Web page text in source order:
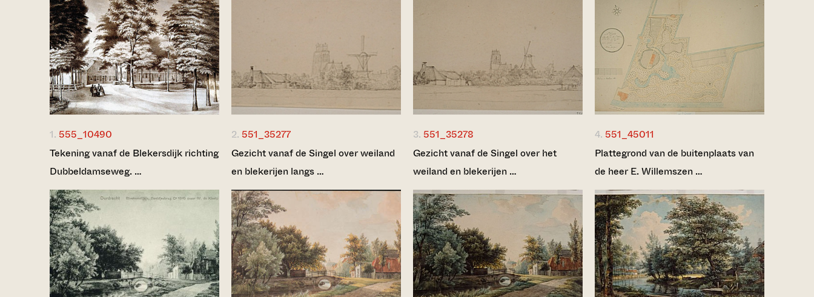
1. 555_10490
Tekening vanaf de Blekersdijk richting
Dubbeldamseweg. …
2. 551_35277
Gezicht vanaf de Singel over weiland
en blekerijen langs …
3. 551_35278
Gezicht vanaf de Singel over het
weiland en blekerijen …
4. 551_45011
Plattegrond van de buitenplaats van
de heer E. Willemszen …